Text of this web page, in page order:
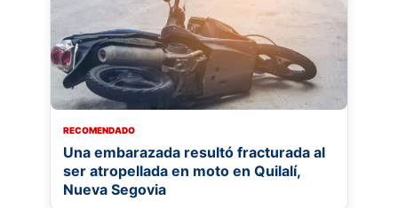
RECOMENDADO
Una embarazada resultó fracturada al
ser atropellada en moto en Quilalí,
Nueva Segovia